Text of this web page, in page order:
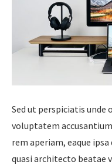
Sed ut perspiciatis
voluptatem
rem aperiam, eaque
quasi architecto beatae